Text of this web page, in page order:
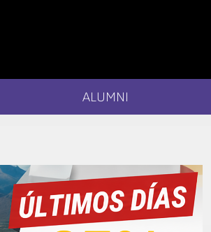
ALUMNI